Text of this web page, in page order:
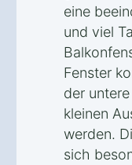
eine
und viel
Fenster
der
kleinen
werden.
sich